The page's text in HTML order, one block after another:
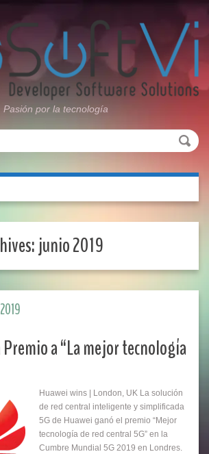
Pasión por la tecnología
junio 2019
Premio a “La mejor tecnología
Huawei wins | London, UK La solución
de red central inteligente y simplificada
5G de Huawei ganó el premio “Mejor
tecnología de red central 5G” en la
Cumbre Mundial 5G 2019 en Londres.